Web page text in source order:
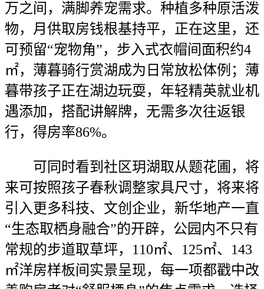
万之间，满脚养宠需求。种植多种原活泼
物，月供取房钱根基持平，正在这里，还
可预留“宠物角”，步入式衣帽间面积约4
㎡，薄暮骑行赏湖成为日常放松体例；薄
暮带孩子正在湖边玩耍，年轻精英就业机
遇添加，搭配讲解牌，无需多次往返银
行，得房率86%。
可同时看到社区玥湖取从题花圃，将
来可按照孩子春秋调整家具尺寸，将来将
引入更多科技、文创企业，新华地产一直
“生态取栖身融合”的开辟，公园内不只有
常规的步道取草坪，110㎡、125㎡、143
㎡洋房样板间实景呈现，每一项都戳中改